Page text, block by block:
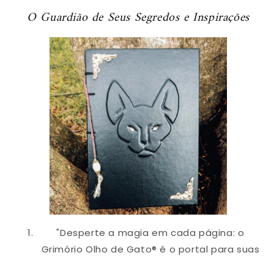
de
de
O Guardião de Seus Segredos e Inspirações
"Desperte a magia em cada página: o
Grimório Olho de Gato® é o portal para suas